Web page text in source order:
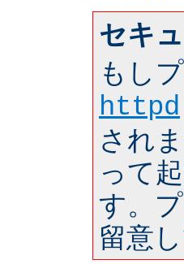
セキ
もし
httpd
され
って
す。
留意